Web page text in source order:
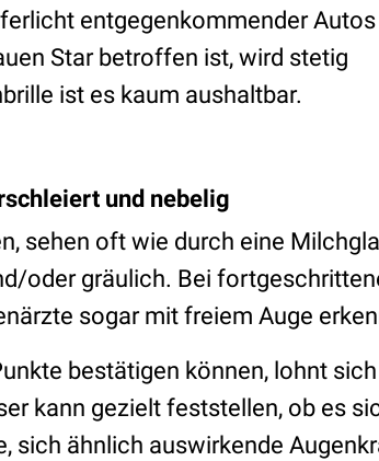
entgegenkommender
Star betroffen ist, wird stetig
ist es kaum aushaltbar.
und nebelig
sehen oft wie durch eine
oder gräulich. Bei
sogar mit freiem Auge
bestätigen können, lohnt sich
kann gezielt feststellen, ob es
sich ähnlich auswirkende